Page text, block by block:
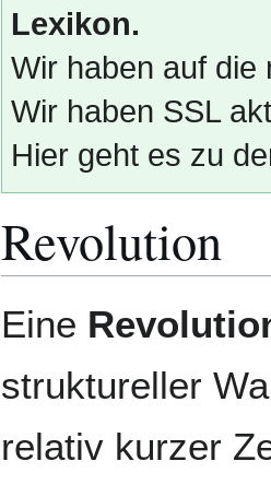
Lexikon.
Wir haben auf die
Wir haben SSL
Hier geht es zu
Revolution
Navigation
Suche
Eine
struktureller
relativ kurzer